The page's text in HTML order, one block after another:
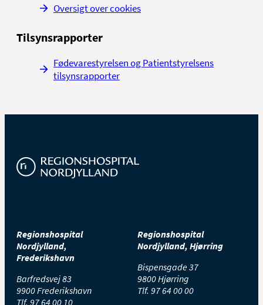
Oversigt over cookies
Tilsynsrapporter
Fødevarestyrelsen og Patientstyrelsens
tilsynsrapporter
Regionshospital
Nordjylland,
Frederikshavn
Barfredsvej 83
9900 Frederikshavn
Tlf. 97 64 00 10
Regionshospital
Nordjylland, Hjørring
Bispensgade 37
9800 Hjørring
Tlf. 97 64 00 00